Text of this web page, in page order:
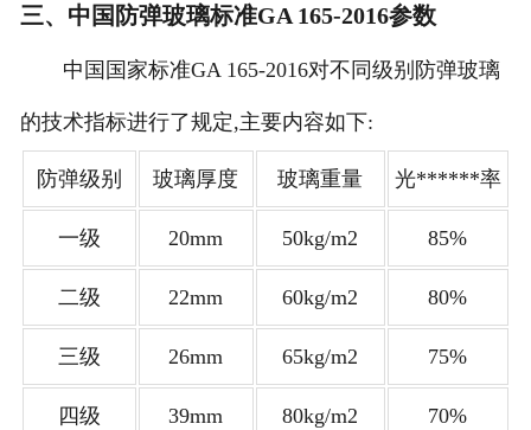
三、中国防弹玻璃标准GA 165-2016参数
中国国家标准GA 165-2016对不同级别防弹玻璃
的技术指标进行了规定,主要内容如下:
防弹级别 玻璃厚度 玻璃重量 光******率
一级 20mm 50kg/m2 85%
二级 22mm 60kg/m2 80%
三级 26mm 65kg/m2 75%
四级 39mm 80kg/m2 70%